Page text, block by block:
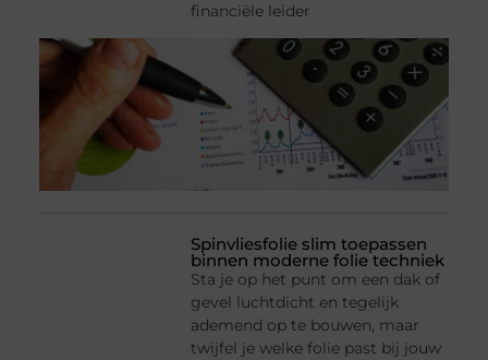
financiële leider
Spinvliesfolie slim toepassen
binnen moderne folie techniek
Sta je op het punt om een dak of
gevel luchtdicht en tegelijk
ademend op te bouwen, maar
twijfel je welke folie past bij jouw